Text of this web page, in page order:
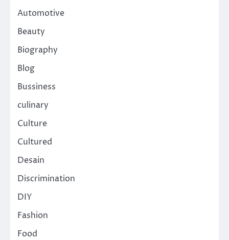
Automotive
Beauty
Biography
Blog
Bussiness
culinary
Culture
Cultured
Desain
Discrimination
DIY
Fashion
Food